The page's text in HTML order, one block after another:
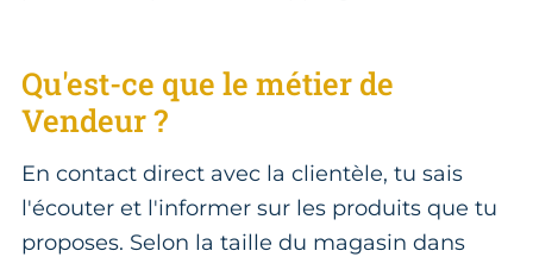
Qu'est-ce que le métier de
Vendeur ?
En contact direct avec la clientèle, tu sais
l'écouter et l'informer sur les produits que tu
proposes. Selon la taille du magasin dans